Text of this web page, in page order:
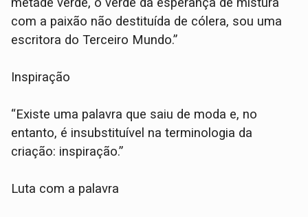
com a paixão não destituída de cólera, sou uma
escritora do Terceiro Mundo.”
Inspiração
“Existe uma palavra que saiu de moda e, no
entanto, é insubstituível na terminologia da
criação: inspiração.”
Luta com a palavra